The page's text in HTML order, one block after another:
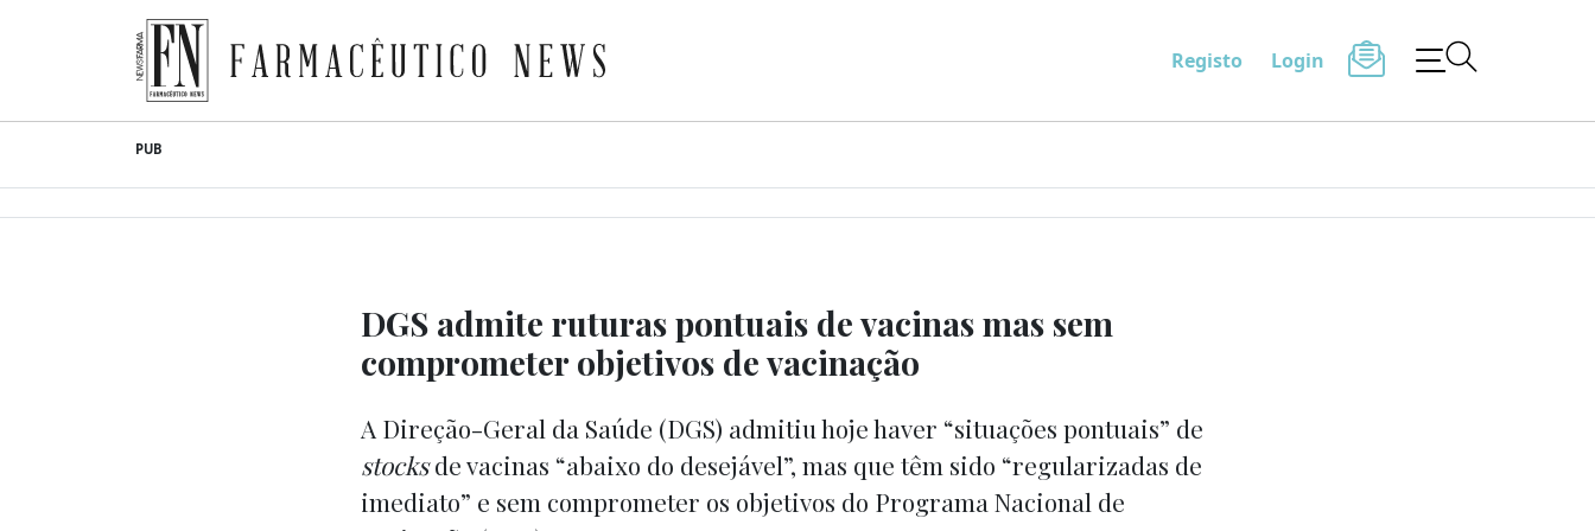
content
Farmacêutico News Registo Login
PUB
DGS admite ruturas pontuais de vacinas mas sem
comprometer objetivos de vacinação
A Direção-Geral da Saúde (DGS) admitiu hoje haver “situações pontuais” de
stocksde vacinas “abaixo do desejável”, mas que têm sido “regularizadas de
imediato” e sem comprometer os objetivos do Programa Nacional de